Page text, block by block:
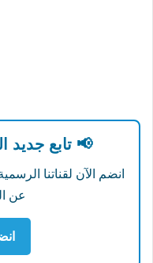
📢 تابع جديد
انضم الآن لقناتنا
عن